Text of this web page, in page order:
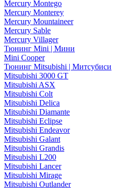
Mercury Montego
Mercury Monterey
Mercury Mountaineer
Mercury Sable
Mercury Villager
Тюнинг Mini | Мини
Mini Cooper
Тюнинг Mitsubishi | Митсубиси
Mitsubishi 3000 GT
Mitsubishi ASX
Mitsubishi Colt
Mitsubishi Delica
Mitsubishi Diamante
Mitsubishi Eclipse
Mitsubishi Endeavor
Mitsubishi Galant
Mitsubishi Grandis
Mitsubishi L200
Mitsubishi Lancer
Mitsubishi Mirage
Mitsubishi Outlander